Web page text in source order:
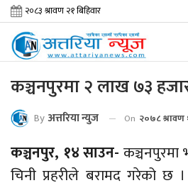
कञ्चनपुरमा २ लाख ७३
By अत्तरिया न्युज On २०७८ श्रावण
कञ्चनपुर, १४ साउन- कञ्चनपुरमा
चिनी प्रहरीले बरामद गरेको छ ।